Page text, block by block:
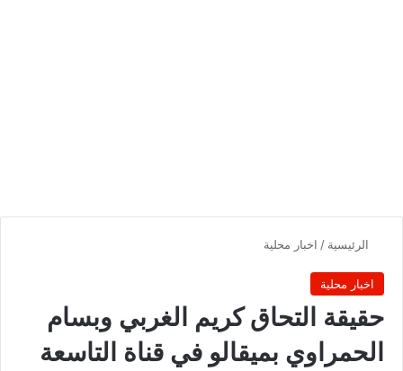
الرئيسية / اخبار محلية
اخبار محلية
حقيقة التحاق كريم الغربي وبسام
الحمراوي بميقالو في قناة التاسعة